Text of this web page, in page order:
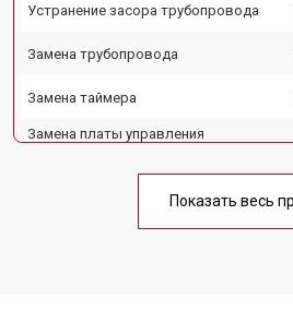
Устранение засора трубопровода
Замена трубопровода
Замена таймера
Замена платы управления
Ремонт/замена датчика
Замена термостата
Показать весь